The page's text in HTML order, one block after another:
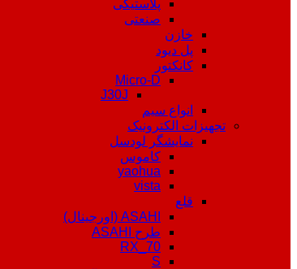
پلاستیکی
صنعتی
خازن
پل دیود
کانکتور
Micro-D
J30J
انواع سیم
تجهیزات الکترونیک
نمایشگر لودسل
کاموس
yaohua
vista
قلع
ASAHI (اورجینال)
طرح ASAHI
RX_70
S